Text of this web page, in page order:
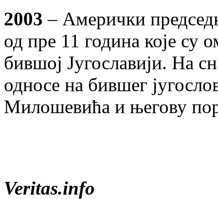
2003 – Амерички
од пре 11 година које су
бившој Југославији. На
односе на бившег
Милошевића и његову
Veritas.info